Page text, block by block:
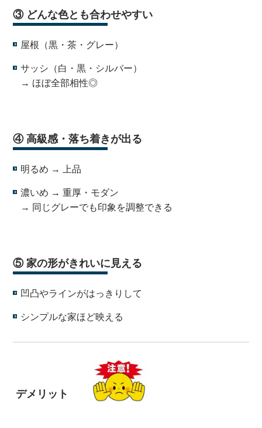
③ どんな色とも合わせやすい
屋根（黒・茶・グレー）
サッシ（白・黒・シルバー）
→ ほぼ全部相性◎
④ 高級感・落ち着きが出る
明るめ → 上品
濃いめ → 重厚・モダン
→ 同じグレーでも印象を調整できる
⑤ 家の形がきれいに見える
凹凸やラインがはっきりして
シンプルな家ほど映える
デメリット